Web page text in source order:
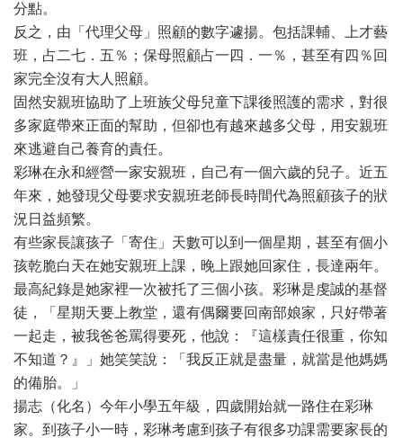
分點。
反之，由「代理父母」照顧的數字遽揚。包括課輔、上才藝
班，占二七．五％；保母照顧占一四．一％，甚至有四％回
家完全沒有大人照顧。
固然安親班協助了上班族父母兒童下課後照護的需求，對很
多家庭帶來正面的幫助，但卻也有越來越多父母，用安親班
來逃避自己養育的責任。
彩琳在永和經營一家安親班，自己有一個六歲的兒子。近五
年來，她發現父母要求安親班老師長時間代為照顧孩子的狀
況日益頻繁。
有些家長讓孩子「寄住」天數可以到一個星期，甚至有個小
孩乾脆白天在她安親班上課，晚上跟她回家住，長達兩年。
最高紀錄是她家裡一次被托了三個小孩。彩琳是虔誠的基督
徒，「星期天要上教堂，還有偶爾要回南部娘家，只好帶著
一起走，被我爸爸罵得要死，他說：『這樣責任很重，你知
不知道？』」她笑笑說：「我反正就是盡量，就當是他媽媽
的備胎。」
揚志（化名）今年小學五年級，四歲開始就一路住在彩琳
家。到孩子小一時，彩琳考慮到孩子有很多功課需要家長的